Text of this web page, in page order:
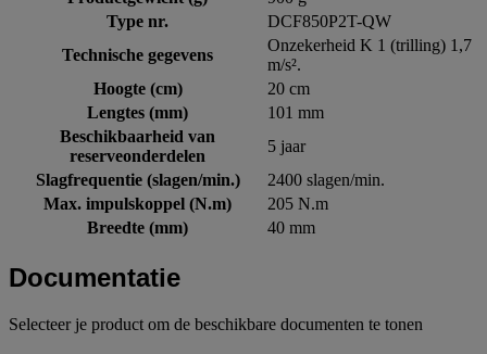
Type nr.
DCF850P2T-QW
Technische gegevens
Onzekerheid K 1 (trilling) 1,7
m/s².
Hoogte (cm)
20 cm
Lengtes (mm)
101 mm
Beschikbaarheid van
reserveonderdelen
5 jaar
Slagfrequentie (slagen/min.)
2400 slagen/min.
Max. impulskoppel (N.m)
205 N.m
Breedte (mm)
40 mm
Documentatie
Selecteer je product om de beschikbare documenten te tonen